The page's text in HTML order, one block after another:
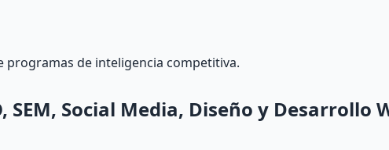
programas de inteligencia competitiva.
Social Media, Diseño y Desarrollo